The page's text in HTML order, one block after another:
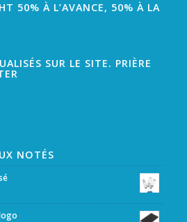
50% À L’AVANCE, 50% À LA
SUR LE SITE. PRIÈRE
NOTÉS